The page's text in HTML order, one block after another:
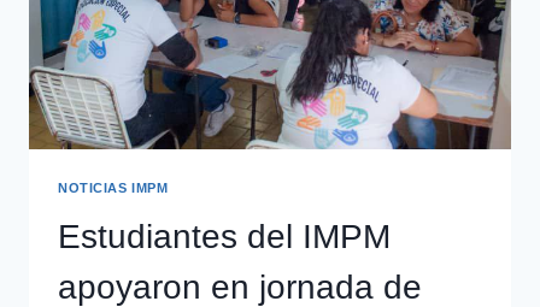
NOTICIAS IMPM
Estudiantes del IMPM
apoyaron en jornada de